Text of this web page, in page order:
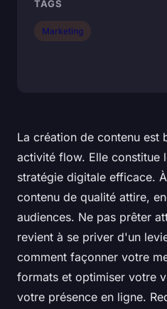
La création de contenu est
activité flow. Elle constitue
stratégie digitale efficace.
contenu de qualité attire,
audiences. Ne pas prêter
revient à se priver d'un
comment façonner votre
formats et optimiser votre
votre présence en ligne.
TAGS
Marketing